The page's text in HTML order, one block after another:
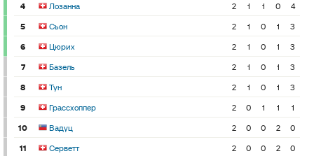
4
Лозанна 2 1 1 0
4
5
Сьон 2 1 0 1
3
6
Цюрих 2 1 0 1
3
7
Базель 2 1 0 1
3
8
Тун 2 1 0 1
3
9
Грассхоппер 2 0 1 1
1
10
Вадуц 2 0 0 2
0
11
Серветт 2 0 0 2
0